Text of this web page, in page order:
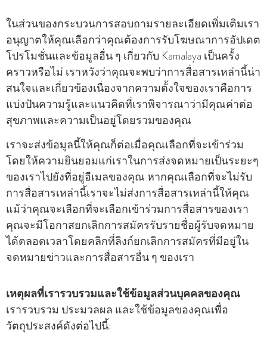
ในส่วนของกระบวนการสอบถามรายละเอียดเพิ่มเติมเรา
อนุญาตให้คุณเลือกว่าคุณต้องการรับโฆษณาการอัปเดต
โปรโมชั่นและข้อมูลอื่น ๆ เกี่ยวกับ Kamalaya เป็นครั้ง
คราวหรือไม่ เราหวังว่าคุณจะพบว่าการสื่อสารเหล่านี้น่า
สนใจและเกี่ยวข้องเนื่องจากความตั้งใจของเราคือการ
แบ่งปันความรู้และแนวคิดที่เราพิจารณาว่ามีคุณค่าต่อ
สุขภาพและความเป็นอยู่โดยรวมของคุณ
เราจะส่งข้อมูลนี้ให้คุณก็ต่อเมื่อคุณเลือกที่จะเข้าร่วม
โดยให้ความยินยอมแก่เราในการส่งจดหมายเป็นระยะๆ
ของเราไปยังที่อยู่อีเมลของคุณ หากคุณเลือกที่จะไม่รับ
การสื่อสารเหล่านี้เราจะไม่ส่งการสื่อสารเหล่านี้ให้คุณ
แม้ว่าคุณจะเลือกที่จะเลือกเข้าร่วมการสื่อสารของเรา
คุณจะมีโอกาสยกเลิกการสมัครรับรายชื่อผู้รับจดหมาย
ได้ตลอดเวลาโดยคลิกที่ลิงก์ยกเลิกการสมัครที่มีอยู่ใน
จดหมายข่าวและการสื่อสารอื่น ๆ ของเรา
เหตุผลที่เรารวบรวมและใช้ข้อมูลส่วนบุคคลของคุณ
เรารวบรวม ประมวลผล และใช้ข้อมูลของคุณเพื่อ
วัตถุประสงค์ดังต่อไปนี้: